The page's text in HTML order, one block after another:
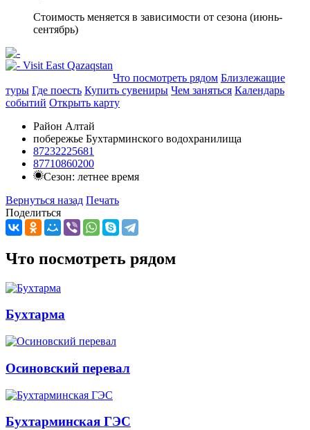
Стоимость меняется в зависимости от сезона (июнь-
сентябрь)
Что посмотреть рядом Близлежащие
туры Где поесть Купить сувениры Чем заняться Календарь
событий Открыть карту
Район Алтай
побережье Бухтарминского водохранилища
87232225681
87710860200
Сезон: летнее время
Вернуться назад Печать
Поделиться
Что посмотреть рядом
Бухтарма
Осиновский перевал
Бухтарминская ГЭС